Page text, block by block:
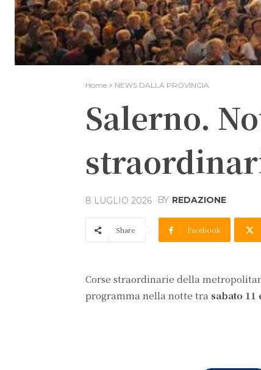
Home NEWS DALLA PROVINCIA
Salerno.
8 LUGLIO 2026 BY REDAZIONE
Share Facebook
Corse straordinarie della
programma nella notte tra sabato